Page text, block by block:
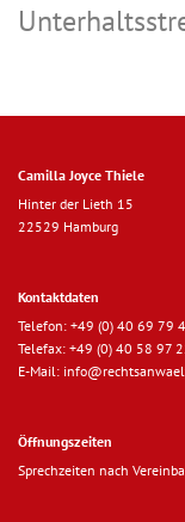
Camilla Joyce Thiele
Hinter der Lieth 15
22529 Hamburg
Kontaktdaten
Telefon: +49 (0) 40 69 79
Telefax: +49 (0) 40 58 97
E-Mail:
Öffnungszeiten
Sprechzeiten nach